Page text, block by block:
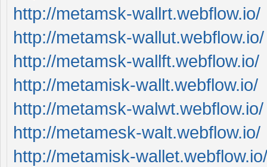
http://metamsk-wallrt.webflow.io/
http://metamsk-wallut.webflow.io/
http://metamsk-wallft.webflow.io/
http://metamisk-wallt.webflow.io/
http://metamsk-walwt.webflow.io/
http://metamesk-walt.webflow.io/
http://metamisk-wallet.webflow.io/